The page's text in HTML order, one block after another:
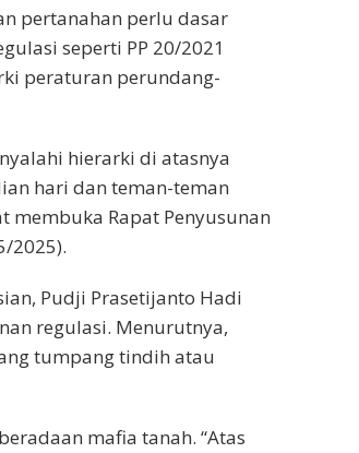
pertanahan perlu dasar
seperti PP 20/2021
peraturan perundang-
hierarki di atasnya
hari dan teman-teman
membuka Rapat Penyusunan
2025).
Pudji Prasetijanto Hadi
regulasi. Menurutnya,
tumpang tindih atau
mafia tanah. “Atas